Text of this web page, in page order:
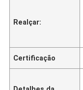
Realçar:
Certificação